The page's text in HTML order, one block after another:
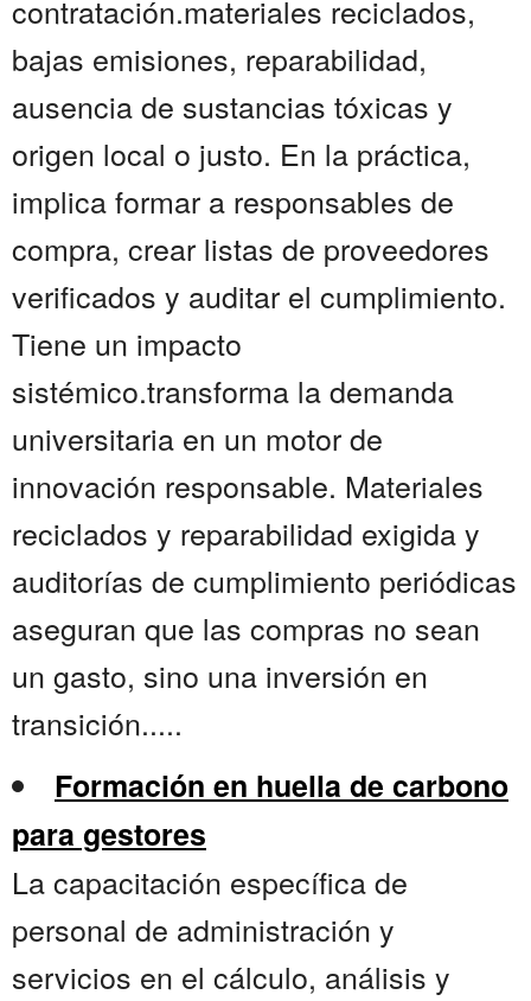
contratación.materiales reciclados,
bajas emisiones, reparabilidad,
ausencia de sustancias tóxicas y
origen local o justo. En la práctica,
implica formar a responsables de
compra, crear listas de proveedores
verificados y auditar el cumplimiento.
Tiene un impacto
sistémico.transforma la demanda
universitaria en un motor de
innovación responsable. Materiales
reciclados y reparabilidad exigida y
auditorías de cumplimiento periódicas
aseguran que las compras no sean
un gasto, sino una inversión en
transición.....
Formación en huella de carbono
para gestores
La capacitación específica de
personal de administración y
servicios en el cálculo, análisis y